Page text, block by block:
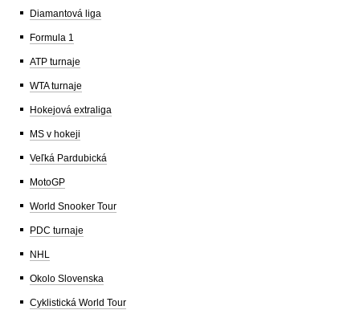
Diamantová liga
Formula 1
ATP turnaje
WTA turnaje
Hokejová extraliga
MS v hokeji
Veľká Pardubická
MotoGP
World Snooker Tour
PDC turnaje
NHL
Okolo Slovenska
Cyklistická World Tour